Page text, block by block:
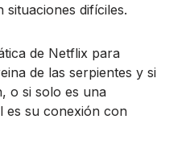
situaciones difíciles.
de Netflix para
de las serpientes y si
o si solo es una
es su conexión con